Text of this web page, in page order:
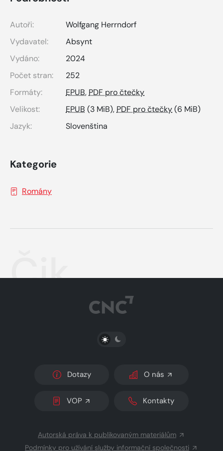
Autoři:
Wolfgang Herrndorf
Vydavatel:
Absynt
Vydáno:
2024
Počet stran:
252
Formáty:
EPUB,PDF pro čtečky
Velikost:
EPUB (3 MiB),PDF pro čtečky(6 MiB)
Jazyk:
Slovenština
Kategorie
Romány
Čik
PŘEPNOUT SVĚTLÝ/TMAVÝ REŽIM
Dotazy O nás
VOP Kontakty
Autorská práva k publikovaným materiálům
Podmínky pro užívání služby informační společnosti